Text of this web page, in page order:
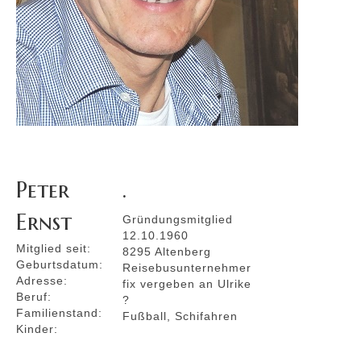
Peter
Ernst
Mitglied seit:
Geburtsdatum:
Adresse:
Beruf:
Familienstand:
Kinder:
.
Gründungsmitglied
12.10.1960
8295 Altenberg
Reisebusunternehmer
fix vergeben an Ulrike
?
Fußball, Schifahren